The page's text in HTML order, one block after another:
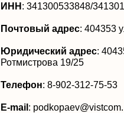
ИНН: 341300533848/
Почтовый адрес: 404353
Юридический адрес:
Ротмистрова 19/25
Телефон: 8-902-312-75-53
E-mail: